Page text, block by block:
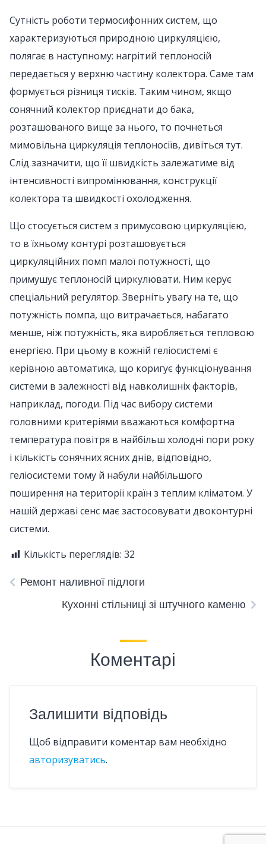
Сутність роботи термосифонних систем, що
характеризуються природною циркуляцією,
полягає в наступному: нагрітий теплоносій
передається у верхню частину колектора. Саме там
формується різниця тисків. Таким чином, якщо
сонячний колектор приєднати до бака,
розташованого вище за нього, то почнеться
мимовільна циркуляція теплоносіїв, дивіться тут.
Слід зазначити, що її швидкість залежатиме від
інтенсивності випромінювання, конструкції
колектора та швидкості охолодження.
Що стосується систем з примусовою циркуляцією,
то в їхньому контурі розташовується
циркуляційних помп малої потужності, що
примушує теплоносій циркулювати. Ним керує
спеціальний регулятор. Зверніть увагу на те, що
потужність помпа, що витрачається, набагато
менше, ніж потужність, яка виробляється тепловою
енергією. При цьому в кожній геліосистемі є
керівною автоматика, що коригує функціонування
системи в залежності від навколишніх факторів,
наприклад, погоди. Під час вибору системи
головними критеріями вважаються комфортна
температура повітря в найбільш холодні пори року
і кількість сонячних ясних днів, відповідно,
геліосистеми тому й набули найбільшого
поширення на території країн з теплим кліматом. У
нашій державі сенс має застосовувати двоконтурні
системи.
Кількість переглядів: 32
Ремонт наливної підлоги
Кухонні стільниці зі штучного каменю
Коментарі
Залишити відповідь
Щоб відправити коментар вам необхідно
авторизуватись.